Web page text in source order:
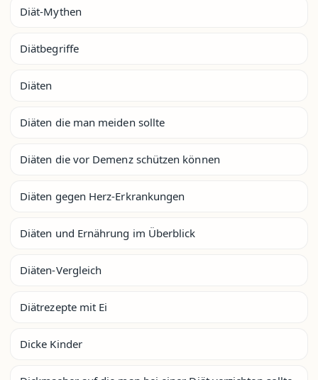
Diät-Mythen
Diätbegriffe
Diäten
Diäten die man meiden sollte
Diäten die vor Demenz schützen können
Diäten gegen Herz-Erkrankungen
Diäten und Ernährung im Überblick
Diäten-Vergleich
Diätrezepte mit Ei
Dicke Kinder